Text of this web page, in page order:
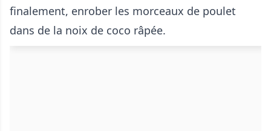
finalement, enrober les morceaux de poulet
dans de la noix de coco râpée.